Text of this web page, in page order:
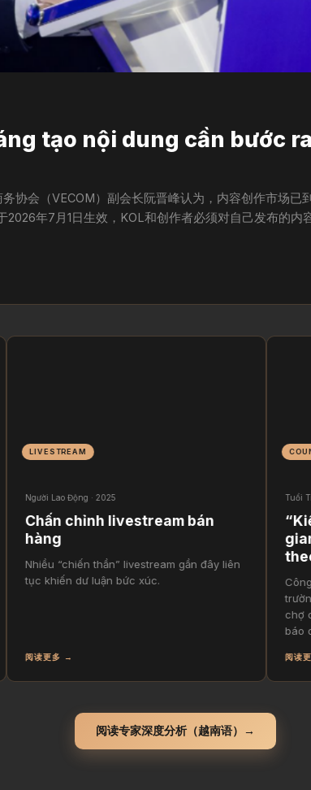
tạo nội dung cần bước
协会（VECOM）副会长阮晋峰认为，内容创作市场已
年7月1日生效，KOL和创作者必须对自己发布的内
Lao Động · 2025
chỉnh livestream bán
“chiến thần” livestream gần đây liên
khiến dư luận bức xúc.
更多 →
Tuổi Trẻ · 2025
“Kiểm
gian
theo dõi”
Công tác
trường rất
chợ chưa
báo qua
阅读更多 →
阅读专家深度分析（越南语）→